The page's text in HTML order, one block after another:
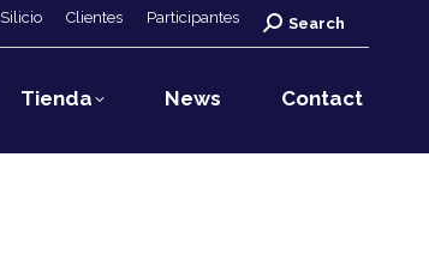
Silicio Clientes Participantes Search:
Search
Tienda News Contact